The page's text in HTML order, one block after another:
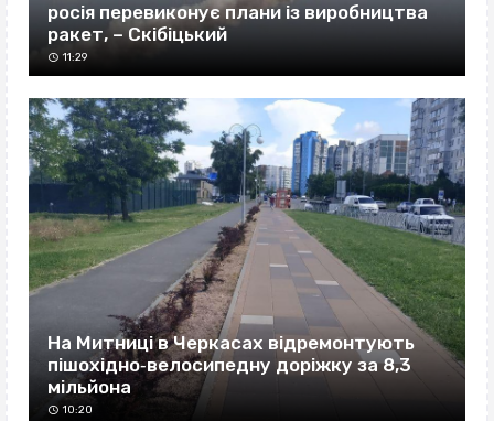
росія перевиконує плани із виробництва
ракет, – Скібіцький
11:29
На Митниці в Черкасах відремонтують
пішохідно‐велосипедну доріжку за 8,3
мільйона
10:20